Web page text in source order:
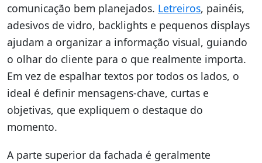
comunicação bem planejados. Letreiros, painéis,
adesivos de vidro, backlights e pequenos displays
ajudam a organizar a informação visual, guiando
o olhar do cliente para o que realmente importa.
Em vez de espalhar textos por todos os lados, o
ideal é definir mensagens-chave, curtas e
objetivas, que expliquem o destaque do
momento.
A parte superior da fachada é geralmente